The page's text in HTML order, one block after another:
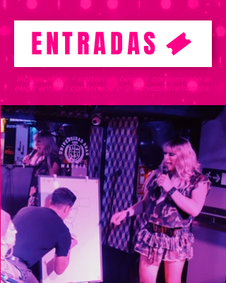
ENTRADAS
Incluye show + cartón de bingo + consumición a
elegir entre: 1 combinado o 2 cervezas/refrescos.